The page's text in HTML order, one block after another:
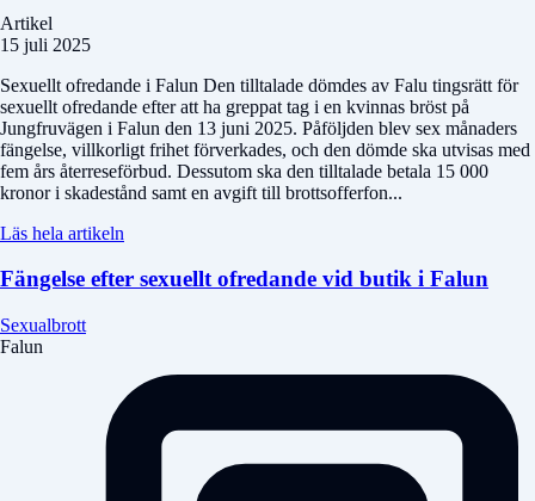
Artikel
15 juli 2025
Sexuellt ofredande i Falun Den tilltalade dömdes av Falu tingsrätt för
sexuellt ofredande efter att ha greppat tag i en kvinnas bröst på
Jungfruvägen i Falun den 13 juni 2025. Påföljden blev sex månaders
fängelse, villkorligt frihet förverkades, och den dömde ska utvisas med
fem års återreseförbud. Dessutom ska den tilltalade betala 15 000
kronor i skadestånd samt en avgift till brottsofferfon...
Läs hela artikeln
Fängelse efter sexuellt ofredande vid butik i Falun
Sexualbrott
Falun